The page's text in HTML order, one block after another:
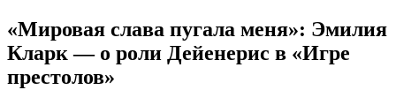
«Мировая слава пугала меня»: Эмилия
Кларк — о роли Дейенерис в «Игре
престолов»